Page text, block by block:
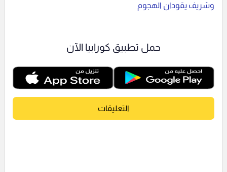
وشريف يقودان الهجوم
حمل تطبيق كورابيا الآن
التعليقات